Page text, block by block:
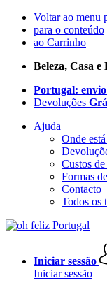
Voltar ao menu
para o conteúdo
ao Carrinho
Beleza, Casa e
Portugal:
Devoluções
Ajuda
Onde
Custos
Formas
Contacto
Todos os
Iniciar sessão
Iniciar sessão